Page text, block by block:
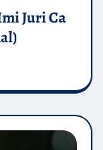
Juri Ca